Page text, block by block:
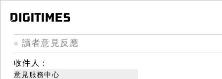
■ 讀者意見反應
收件人：
意見服務中心